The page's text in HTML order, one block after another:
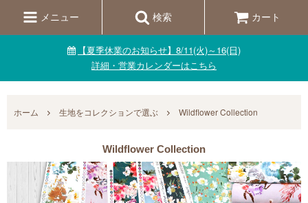
メニュー 検索 カート
【夏季休業のお知らせ】8/11(火)～16(日)
詳細・営業カレンダーはこちら
ホーム 生地をコレクションで選ぶ Wildflower Collection
Wildflower Collection